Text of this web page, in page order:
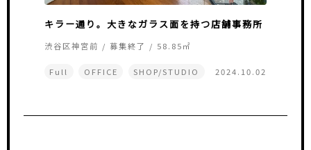
キラー通り。大きなガラス面を持つ店舗事務所
渋谷区神宮前 / 募集終了 / 58.85㎡
Full OFFICE SHOP/STUDIO 2024.10.02